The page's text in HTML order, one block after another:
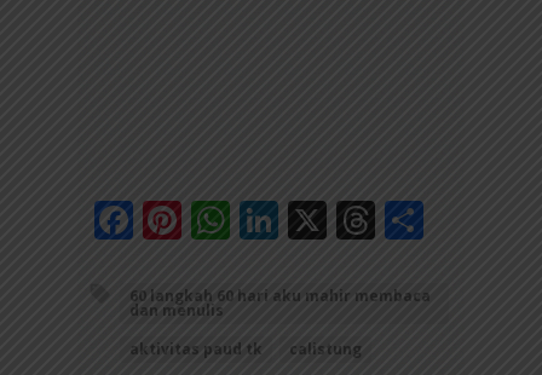
Facebook
Pinterest
WhatsApp
LinkedIn
X Threads
60 langkah 60 hari aku mahir membaca
dan menulis
aktivitas paud tk
calistung